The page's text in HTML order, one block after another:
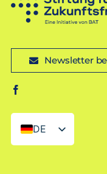
Newsletter
DE
EN